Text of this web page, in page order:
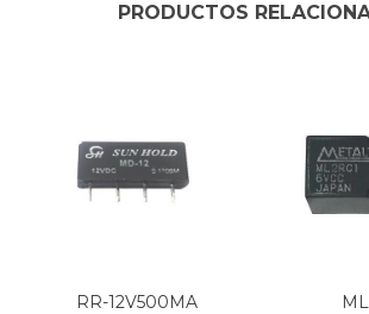
PRODUCTOS
RR-12V500MA